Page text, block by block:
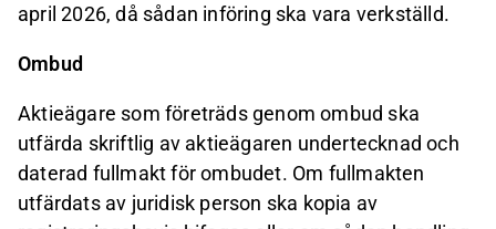
april 2026, då sådan införing ska vara verkställd.
Ombud
Aktieägare som företräds genom ombud ska
utfärda skriftlig av aktieägaren undertecknad och
daterad fullmakt för ombudet. Om fullmakten
utfärdats av juridisk person ska kopia av